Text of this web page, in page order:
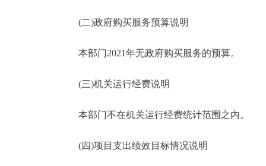
(二)政府购买服务预算说明
本部门2021年无政府购买服务的预算。
(三)机关运行经费说明
本部门不在机关运行经费统计范围之内。
(四)项目支出绩效目标情况说明